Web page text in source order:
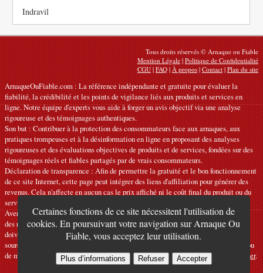
Certaines fonctions de ce site nécessitent l'utilisation de
cookies. En poursuivant votre navigation sur Arnaque Ou
Fiable, vous acceptez leur utilisation.
Plus d’informations Refuser Accepter
Indravil
Tous droits réservés © Arnaque ou Fiable
Mention Légale|Politique de Confidentialité
CGU|FAQ|À propos|Contact|Plan du site
ArnaqueOuFiable.com : La référence indépendante et gratuite pour évaluer la
fiabilité, la crédibilité et les points de vigilance liés aux produits et services en
ligne. Notre équipe d'experts vous aide à forger un avis objectif via une analyse
rigoureuse et des témoignages authentiques.
Son but : Contribuer à la protection des consommateurs face aux arnaques, aux
pratiques trompeuses et à la désinformation en ligne en proposant des analyses
rigoureuses et des évaluations objectives de produits et de services, fondées sur des
témoignages réels et fiables partagés par de vrais consommateurs.
Déclaration de transparence : Afin de permettre la gratuité et le bon fonctionnement
de ce site Internet, cette page peut intégrer des liens d'affiliation pour générer des
revenus. Cela n'affecte en aucun cas le prix affiché ni le coût final du produit ou du
service.
Avertissements : Nos articles expriment des avis personnels et ne constituent pas
des recommandations officielles. Les informations fournies sont indicatives et
doivent être confirmées auprès du fabricant, du vendeur, du prestataire ou d’une
source officielle compétente. Nous déclinons toute responsabilité en cas d'erreur ou
de mauvaise utilisation. Si vous constatez une inexactitude, veuillez nous contacter.